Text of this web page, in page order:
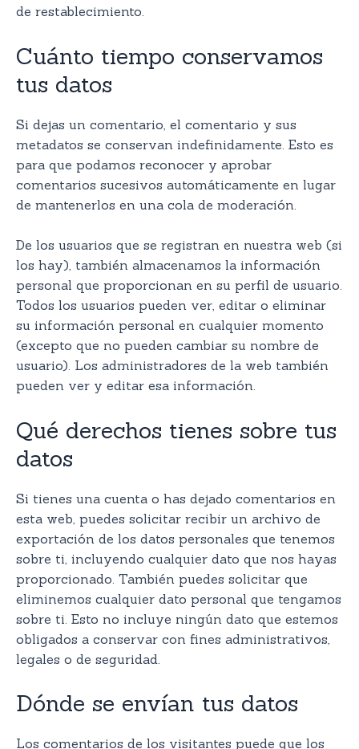
de restablecimiento.
Cuánto tiempo conservamos
tus datos
Si dejas un comentario, el comentario y sus
metadatos se conservan indefinidamente. Esto es
para que podamos reconocer y aprobar
comentarios sucesivos automáticamente en lugar
de mantenerlos en una cola de moderación.
De los usuarios que se registran en nuestra web (si
los hay), también almacenamos la información
personal que proporcionan en su perfil de usuario.
Todos los usuarios pueden ver, editar o eliminar
su información personal en cualquier momento
(excepto que no pueden cambiar su nombre de
usuario). Los administradores de la web también
pueden ver y editar esa información.
Qué derechos tienes sobre tus
datos
Si tienes una cuenta o has dejado comentarios en
esta web, puedes solicitar recibir un archivo de
exportación de los datos personales que tenemos
sobre ti, incluyendo cualquier dato que nos hayas
proporcionado. También puedes solicitar que
eliminemos cualquier dato personal que tengamos
sobre ti. Esto no incluye ningún dato que estemos
obligados a conservar con fines administrativos,
legales o de seguridad.
Dónde se envían tus datos
Los comentarios de los visitantes puede que los